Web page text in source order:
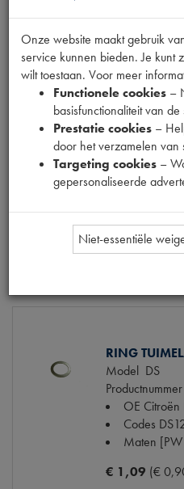
ModelDS 65-
Productnummer
OE Citroën
Codes
M026C | N
€ 47,18(€
RING
Model DS
Productnummer
OE Citroën
Codes
Maten
€ 1,09 (€
Onze website maakt gebruik
service kunnen bieden. Je kunt
wilt toestaan. Voor meer
Functionele cookies –
basisfunctionaliteit van
Prestatie cookies –
door het verzamelen van
Targeting cookies –
gepersonaliseerde
Niet-essentiële